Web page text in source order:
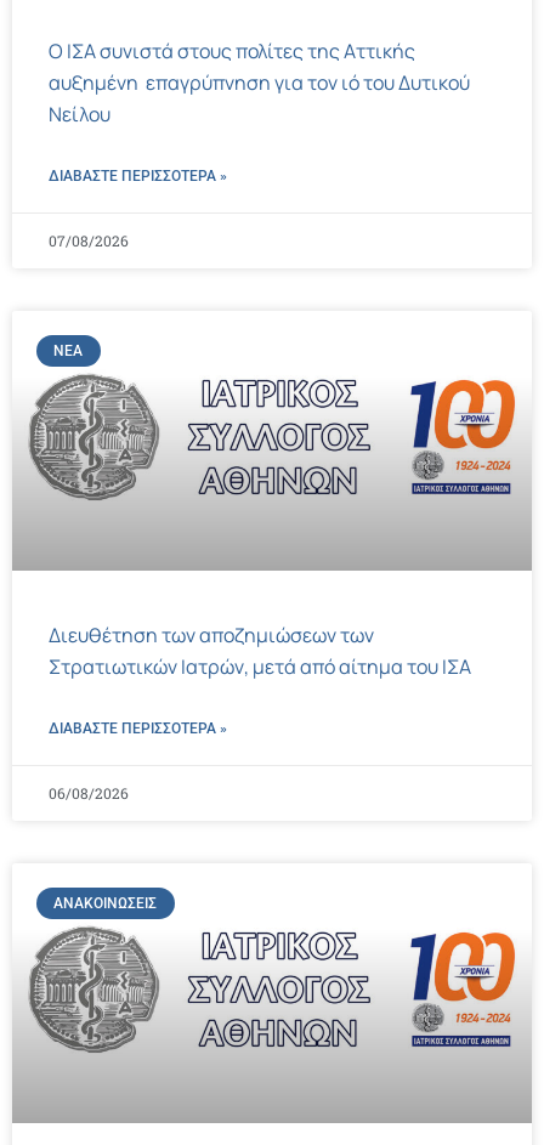
Ο ΙΣΑ συνιστά στους πολίτες της Αττικής
αυξημένη επαγρύπνηση για τον ιό του Δυτικού
Νείλου
ΔΙΑΒΑΣΤΕ ΠΕΡΙΣΣΌΤΕΡΑ »
07/08/2026
ΝΈΑ
Διευθέτηση των αποζημιώσεων των
Στρατιωτικών Ιατρών, μετά από αίτημα του ΙΣΑ
ΔΙΑΒΑΣΤΕ ΠΕΡΙΣΣΌΤΕΡΑ »
06/08/2026
ΑΝΑΚΟΙΝΏΣΕΙΣ